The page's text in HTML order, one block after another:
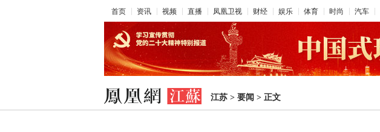
首页 资讯 视频 直播 凤凰卫视 财经 娱乐 体育 时尚 汽车
江苏 > 要闻 > 正文